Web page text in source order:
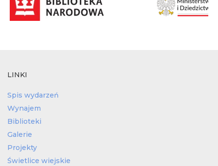
LINKI
Spis wydarzeń
Wynajem
Biblioteki
Galerie
Projekty
Świetlice wiejskie